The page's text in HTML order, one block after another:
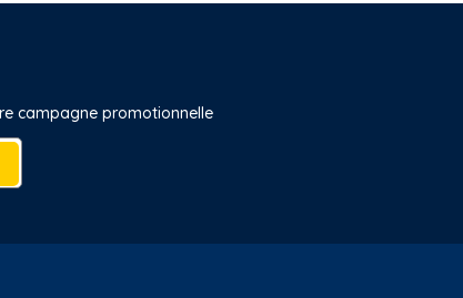
campagne promotionnelle